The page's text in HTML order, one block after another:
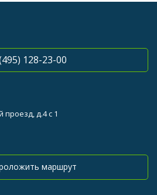
128-23-00
д.4 с 1
маршрут